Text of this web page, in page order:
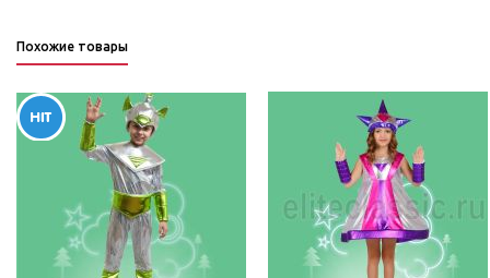
Похожие товары